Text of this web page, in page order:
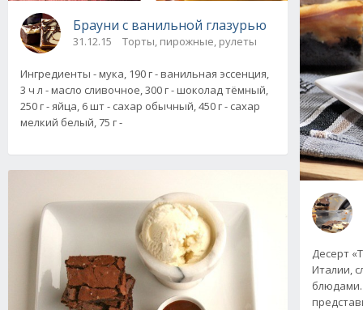
Брауни с ванильной глазурью
31.12.15 Торты, пирожные, рулеты
Ингредиенты - мука, 190 г - ванильная эссенция,
3 ч л - масло сливочное, 300 г - шоколад тёмный,
250 г - яйца, 6 шт - сахар обычный, 450 г - сахар
мелкий белый, 75 г -
Десерт
Италии,
блюдами.